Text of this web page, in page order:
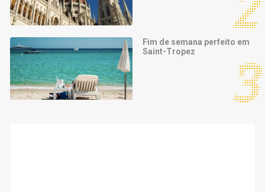
Fim de semana perfeito em
Saint-Tropez